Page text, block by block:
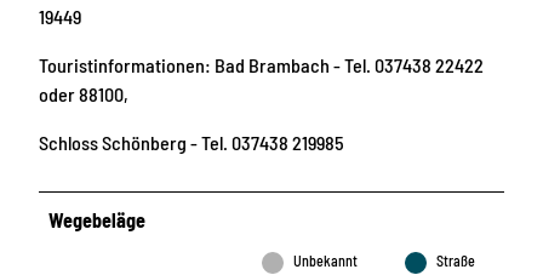
19449
Touristinformationen: Bad Brambach - Tel. 037438 22422
oder 88100,
Schloss Schönberg - Tel. 037438 219985
Wegebeläge
Unbekannt
Straße